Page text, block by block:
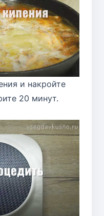
и накройте
20 минут.